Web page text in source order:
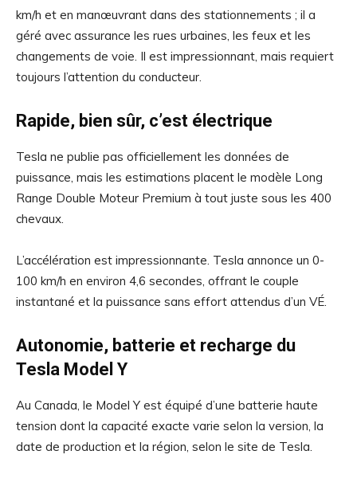
km/h et en manœuvrant dans des stationnements ; il a
géré avec assurance les rues urbaines, les feux et les
changements de voie. Il est impressionnant, mais requiert
toujours l’attention du conducteur.
Rapide, bien sûr, c’est électrique
Tesla ne publie pas officiellement les données de
puissance, mais les estimations placent le modèle Long
Range Double Moteur Premium à tout juste sous les 400
chevaux.
L’accélération est impressionnante. Tesla annonce un 0-
100 km/h en environ 4,6 secondes, offrant le couple
instantané et la puissance sans effort attendus d’un VÉ.
Autonomie, batterie et recharge du
Tesla Model Y
Au Canada, le Model Y est équipé d’une batterie haute
tension dont la capacité exacte varie selon la version, la
date de production et la région, selon le site de Tesla.